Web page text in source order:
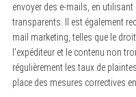
envoyer des e-mails, en
transparents. Il est également
mail marketing, telles que le
l’expéditeur et le contenu non
régulièrement les taux de
place des mesures correctives